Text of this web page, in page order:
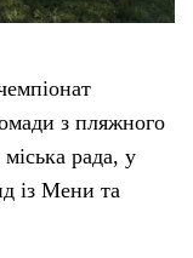
з пляжного
рада, у
із Мени та